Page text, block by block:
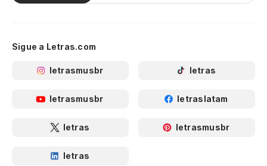
Sigue a Letras.com
letrasmusbr letras
letrasmusbr letraslatam
letras letrasmusbr
letras